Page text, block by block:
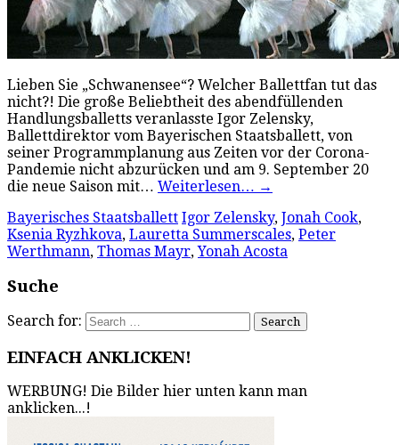
Lieben Sie „Schwanensee“? Welcher Ballettfan tut das
nicht?! Die große Beliebtheit des abendfüllenden
Handlungsballetts veranlasste Igor Zelensky,
Ballettdirektor vom Bayerischen Staatsballett, von
seiner Programmplanung aus Zeiten vor der Corona-
Pandemie nicht abzurücken und am 9. September 20
die neue Saison mit… Weiterlesen… →
Bayerisches Staatsballett Igor Zelensky, Jonah Cook,
Ksenia Ryzhkova, Lauretta Summerscales, Peter
Werthmann, Thomas Mayr,Yonah Acosta
Suche
Search for:
EINFACH ANKLICKEN!
WERBUNG! Die Bilder hier unten kann man
anklicken...!